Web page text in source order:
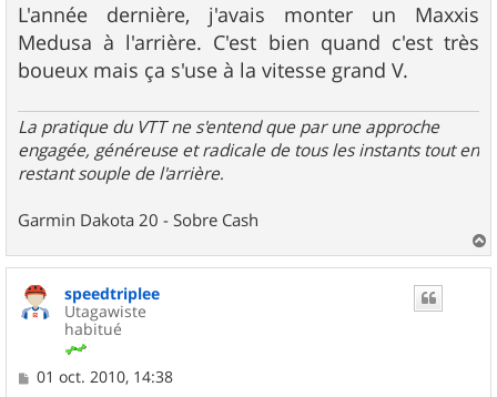
L'année dernière, j'avais monter un Maxxis
Medusa à l'arrière. C'est bien quand c'est très
boueux mais ça s'use à la vitesse grand V.
La pratique du VTT ne s'entend que par une approche
engagée, généreuse et radicale de tous les instants tout en
restant souple de l'arrière.
Garmin Dakota 20 - Sobre Cash
a
speedtriplee
Utagawiste
habitué
M
01 oct. 2010, 14:38